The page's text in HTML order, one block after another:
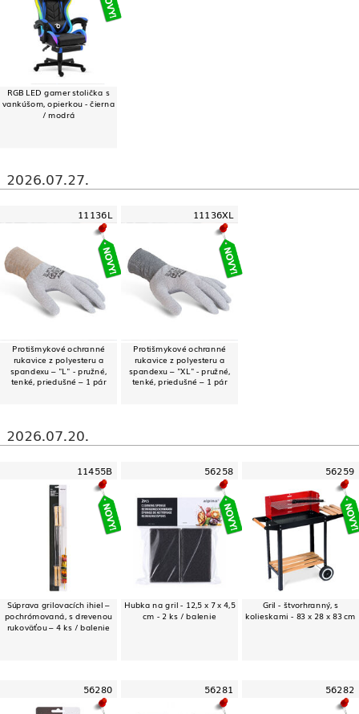
RGB LED gamer stolička s
vankúšom, opierkou - čierna
/ modrá
2026.07.27.
11136L
Protišmykové ochranné
rukavice z polyesteru a
spandexu – "L" - pružné,
tenké, priedušné – 1 pár
11136XL
Protišmykové ochranné
rukavice z polyesteru a
spandexu – "XL" - pružné,
tenké, priedušné – 1 pár
2026.07.20.
11455B
Súprava grilovacích ihiel –
pochrómovaná, s drevenou
rukoväťou – 4 ks / balenie
56258
Hubka na gril - 12,5 x 7 x 4,5
cm - 2 ks / balenie
56259
Gril - štvorhranný, s
kolieskami - 83 x 28 x 83 cm
56280 56281 56282